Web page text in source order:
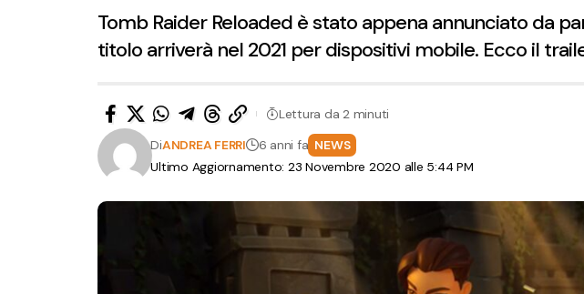
Tomb Raider Reloaded è stato appena annunciato da
titolo arriverà nel 2021 per dispositivi mobile. Ecco il
Ultimo Aggiornamento: 23 Novembre 2020 alle 5:44 PM
DiANDREA FERRI 6 anni fa NEWS
Lettura da 2 minuti